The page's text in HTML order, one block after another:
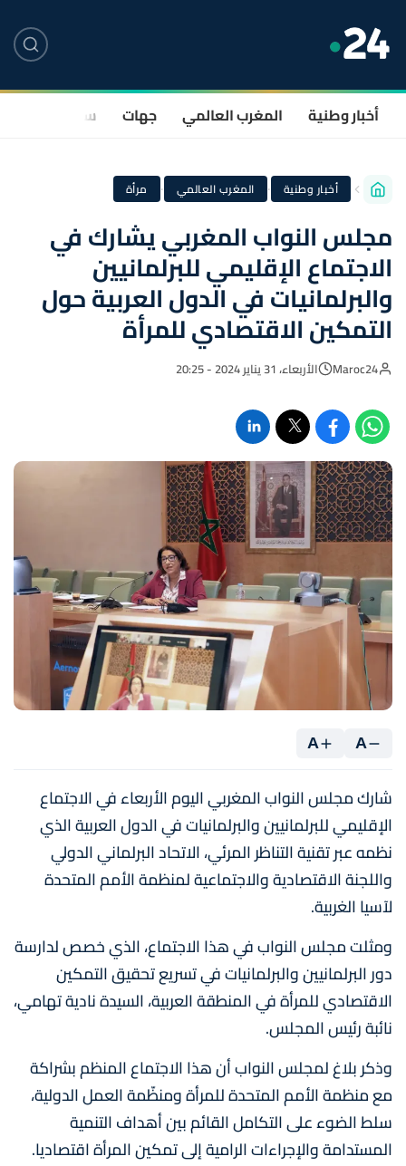
أخبار وطنية المغرب العالمي جهات سياسة
أخبار وطنية · المغرب العالمي · مرأة
مجلس النواب المغربي يشارك في
الاجتماع الإقليمي للبرلمانيين
والبرلمانيات في الدول العربية حول
التمكين الاقتصادي للمرأة
Maroc24 الأربعاء، 31 يناير 2024 - 20:25
A
A
شارك مجلس النواب المغربي اليوم الأربعاء في الاجتماع
الإقليمي للبرلمانيين والبرلمانيات في الدول العربية الذي
نظمه عبر تقنية التناظر المرئي، الاتحاد البرلماني الدولي
واللجنة الاقتصادية والاجتماعية لمنظمة الأمم المتحدة
لآسيا الغربية.
ومثلت مجلس النواب في هذا الاجتماع، الذي خصص لدارسة
دور البرلمانيين والبرلمانيات في تسريع تحقيق التمكين
الاقتصادي للمرأة في المنطقة العربية، السيدة نادية تهامي،
نائبة رئيس المجلس.
وذكر بلاغ لمجلس النواب أن هذا الاجتماع المنظم بشراكة
مع منظمة الأمم المتحدة للمرأة ومنظّمة العمل الدولية،
سلط الضوء على التكامل القائم بين أهداف التنمية
المستدامة والإجراءات الرامية إلى تمكين المرأة اقتصاديا.